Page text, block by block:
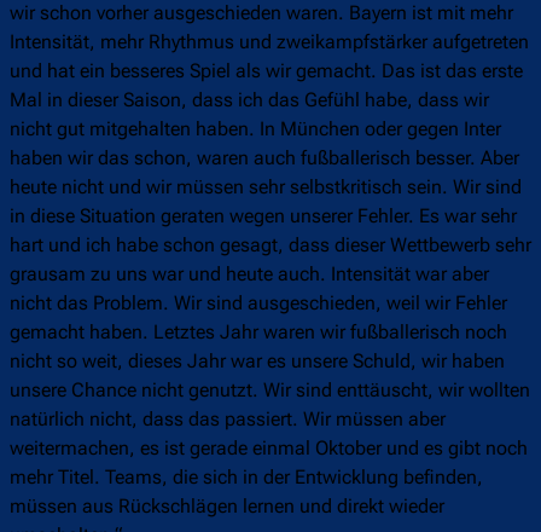
wir schon vorher ausgeschieden waren. Bayern ist mit mehr
Intensität, mehr Rhythmus und zweikampfstärker aufgetreten
und hat ein besseres Spiel als wir gemacht. Das ist das erste
Mal in dieser Saison, dass ich das Gefühl habe, dass wir
nicht gut mitgehalten haben. In München oder gegen Inter
haben wir das schon, waren auch fußballerisch besser. Aber
heute nicht und wir müssen sehr selbstkritisch sein. Wir sind
in diese Situation geraten wegen unserer Fehler. Es war sehr
hart und ich habe schon gesagt, dass dieser Wettbewerb sehr
grausam zu uns war und heute auch. Intensität war aber
nicht das Problem. Wir sind ausgeschieden, weil wir Fehler
gemacht haben. Letztes Jahr waren wir fußballerisch noch
nicht so weit, dieses Jahr war es unsere Schuld, wir haben
unsere Chance nicht genutzt. Wir sind enttäuscht, wir wollten
natürlich nicht, dass das passiert. Wir müssen aber
weitermachen, es ist gerade einmal Oktober und es gibt noch
mehr Titel. Teams, die sich in der Entwicklung befinden,
müssen aus Rückschlägen lernen und direkt wieder